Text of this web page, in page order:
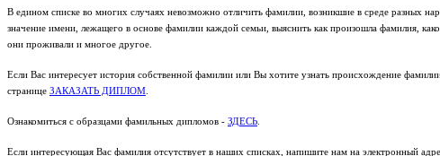
В едином списке во многих случаях невозможно отличить фамилии, возникшие в среде разных
значение имени, лежащего в основе фамилии каждой семьи, выяснить как произошла фамилия,
они проживали и многое другое.
Если Вас интересует история собственной фамилии или Вы хотите узнать происхождение
странице ЗАКАЗАТЬ ДИПЛОМ
Ознакомиться с образцами фамильных дипломов - ЗДЕСЬ
Если интересующая Вас фамилия отсутствует в наших списках, напишите нам на электронный